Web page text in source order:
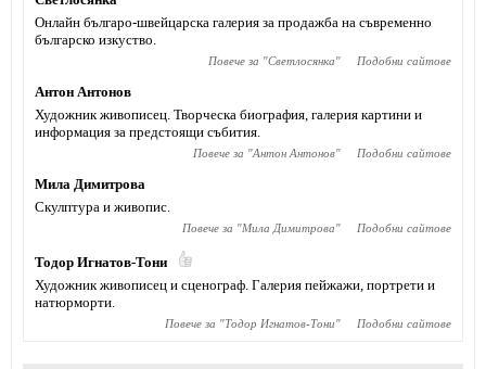
Онлайн българо-швейцарска галерия за продажба на съвременно
българско изкуство.
Повече за "Светлосянка" Подобни сайтове
Антон Антонов
Художник живописец. Творческа биография, галерия картини и
информация за предстоящи събития.
Повече за "Антон Антонов" Подобни сайтове
Мила Димитрова
Скулптура и живопис.
Повече за "Мила Димитрова" Подобни сайтове
Тодор Игнатов-Тони
Художник живописец и сценограф. Галерия пейжажи, портрети и
натюрморти.
Повече за "Тодор Игнатов-Тони" Подобни сайтове